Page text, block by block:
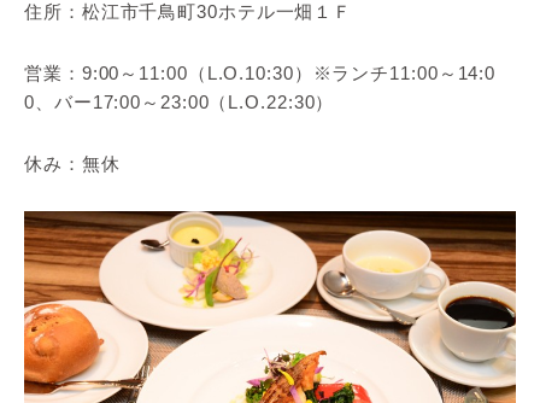
住所：松江市千鳥町30ホテル一畑１Ｆ
営業：9:00～11:00（L.O.10:30）※ランチ11:00～14:0
0、バー17:00～23:00（L.O.22:30）
休み：無休